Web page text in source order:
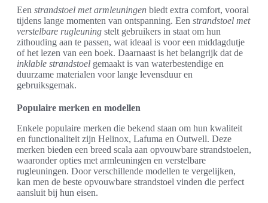
Een strandstoel met armleuningen biedt extra comfort, vooral
tijdens lange momenten van ontspanning. Een strandstoel met
verstelbare rugleuning stelt gebruikers in staat om hun
zithouding aan te passen, wat ideaal is voor een middagdutje
of het lezen van een boek. Daarnaast is het belangrijk dat de
inklable strandstoel gemaakt is van waterbestendige en
duurzame materialen voor lange levensduur en
gebruiksgemak.
Populaire merken en modellen
Enkele populaire merken die bekend staan om hun kwaliteit
en functionaliteit zijn Helinox, Lafuma en Outwell. Deze
merken bieden een breed scala aan opvouwbare strandstoelen,
waaronder opties met armleuningen en verstelbare
rugleuningen. Door verschillende modellen te vergelijken,
kan men de beste opvouwbare strandstoel vinden die perfect
aansluit bij hun eisen.